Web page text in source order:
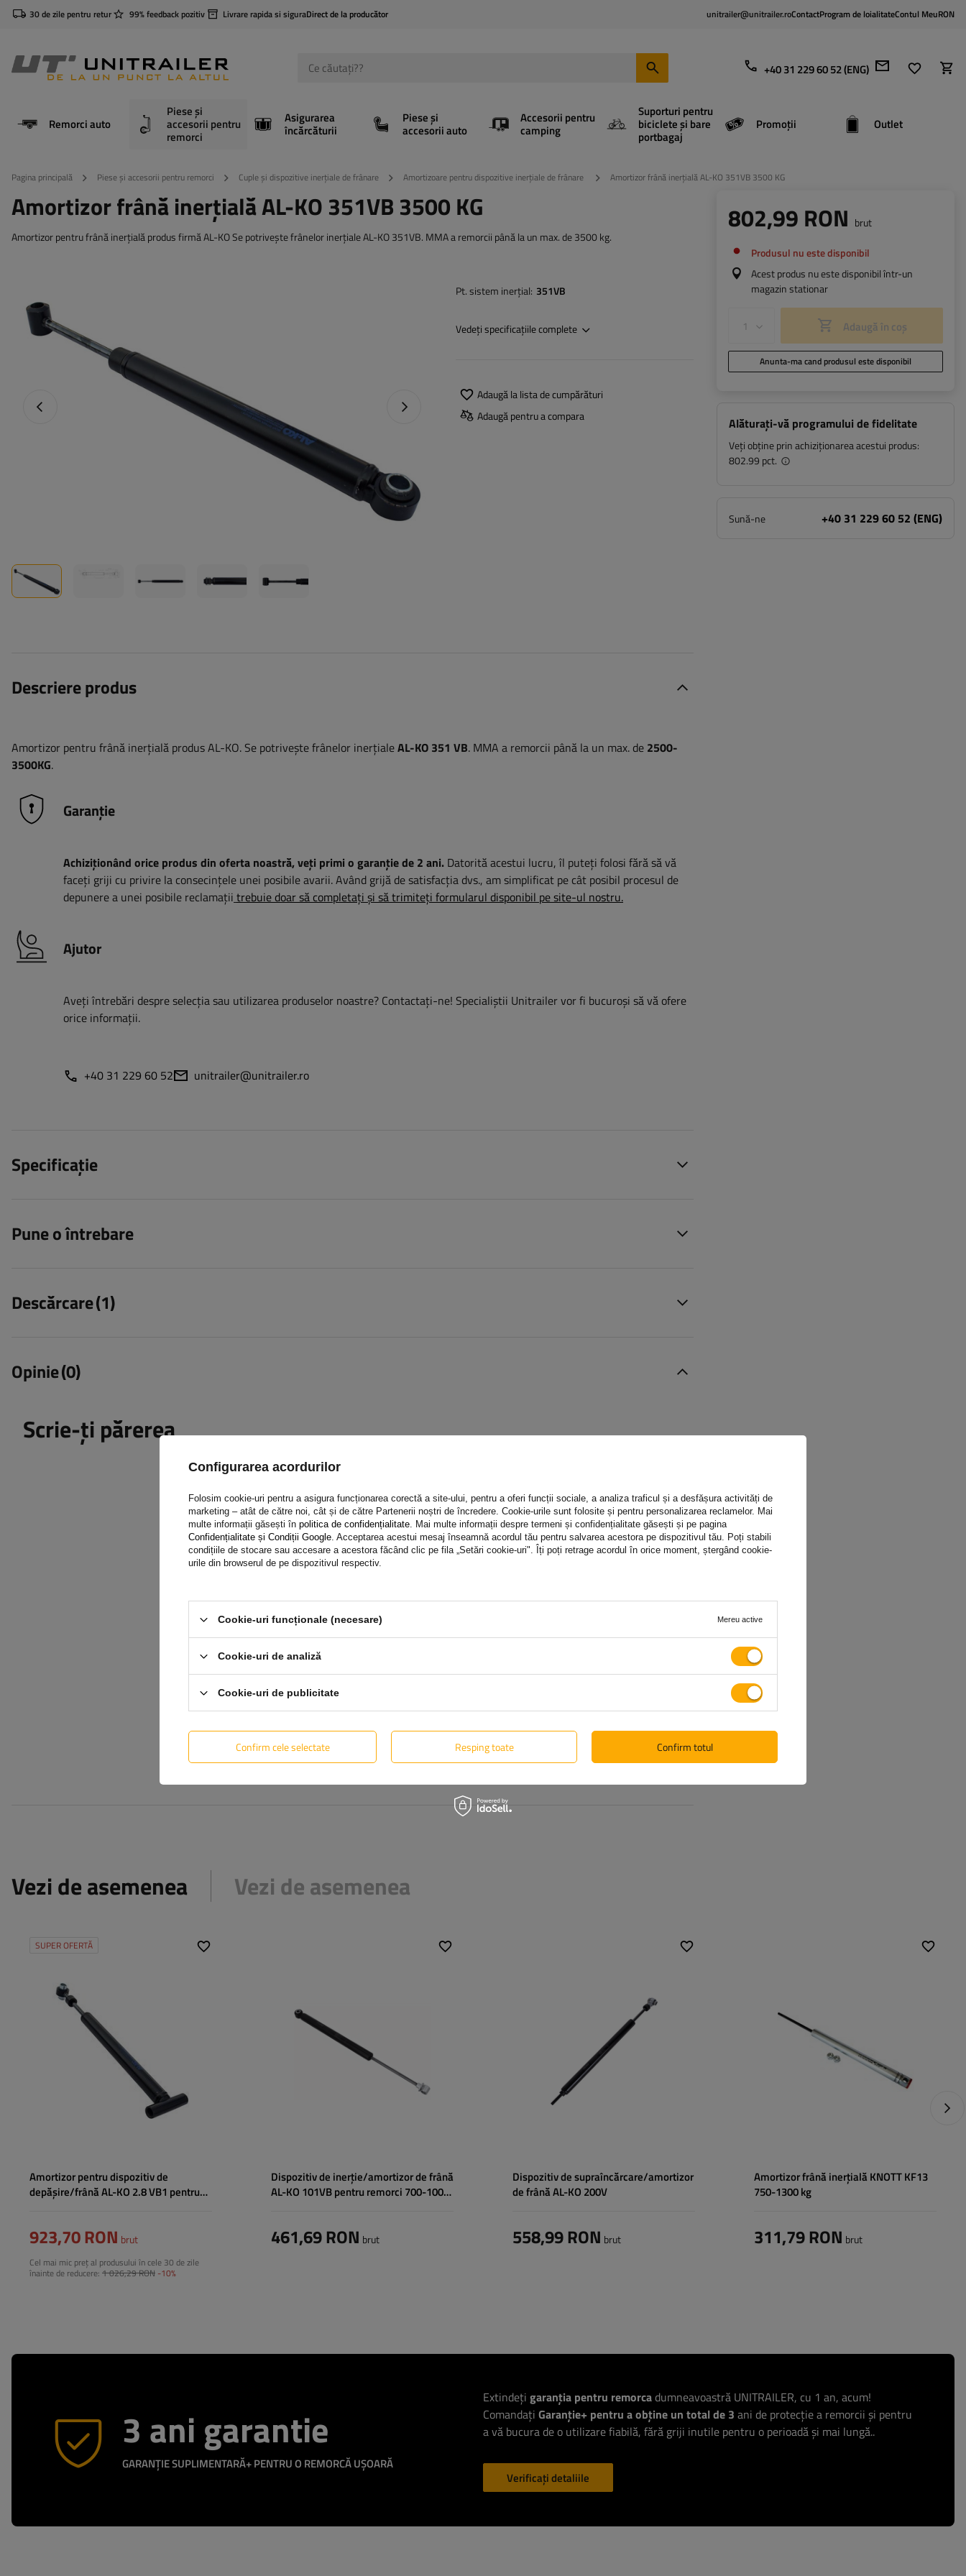
30 de zile pentru retur 99% feedback pozitiv Livrare rapida si siguraDirect de la producător unitrailer@unitrailer.roContactProgram de loialitateContul MeuRON
+40 31 229 60 52 (ENG)
Remorci auto
Piese și
accesorii pentru
remorci
Asigurarea
încărcăturii
Piese și
accesorii auto
Accesorii pentru
camping
Suporturi pentru
biciclete și bare
portbagaj
Promoții Outlet
Pagina principală Piese și accesorii pentru remorci Cuple și dispozitive inerțiale de frânare Amortizoare pentru dispozitive inerțiale de frânare Amortizor frână inerțială AL-KO 351VB 3500 KG
Amortizor frână inerțială AL-KO 351VB 3500 KG
Amortizor pentru frână inerțială produs firmă AL-KO Se potrivește frânelor inerțiale AL-KO 351VB. MMA a remorcii până la un max. de 3500 kg.
Fotografia anterioară Următoarea fotografie
Pt. sistem inerțial 351VB
Vedeți specificațiile complete
Adaugă la lista de cumpărături
Adaugă pentru a compara
802,99 RON brut
Produsul nu este disponibil
Acest produs nu este disponibil într-un
magazin stationar
Adaugă în coș
Anunta-ma cand produsul este disponibil
Alăturați-vă programului de fidelitate
Veți obține prin achiziționarea acestui produs:
802.99 pct.
Sună-ne +40 31 229 60 52 (ENG)
Descriere produs
Amortizor pentru frână inerțială produs AL-KO. Se potrivește frânelor inerțialeAL-KO 351 VB. MMA a remorcii până la un max. de 2500-
3500KG.
Garanție
Achiziționând orice produs din oferta noastră, veți primi o garanție de 2 ani. Datorită acestui lucru, îl puteți folosi fără să vă
faceți griji cu privire la consecințele unei posibile avarii. Având grijă de satisfacția dvs., am simplificat pe cât posibil procesul de
depunere a unei posibile reclamații trebuie doar să completați și să trimiteți formularul disponibil pe site-ul nostru.
Ajutor
Aveți întrebări despre selecția sau utilizarea produselor noastre? Contactaţi-ne! Specialiștii Unitrailer vor fi bucuroși să vă ofere
orice informații.
+40 31 229 60 52 unitrailer@unitrailer.ro
Specificație
Pune o întrebare
Descărcare(1)
Opinie(0)
Scrie-ți părerea
Opinia ta:
5/5
Conținutul părerii tale
Adăugă fotografia
produsului:
Numele tău
Email-ul tău
Trimite opinia
Vezi de asemenea Vezi de asemenea
SUPER OFERTĂ
Amortizor pentru dispozitiv de
depășire/frână AL-KO 2.8 VB1 pentru
923,70 RON brut
Cel mai mic preț al produsului în cele 30 de zile
înainte de reducere: 1 026,29 RON -10%
Dispozitiv de inerție/amortizor de frână
AL-KO 101VB pentru remorci 700-1000
461,69 RON brut
Dispozitiv de supraîncărcare/amortizor
de frână AL-KO 200V
558,99 RON brut
Amortizor frână inerțială KNOTT KF13
750-1300 kg
311,79 RON brut
3 ani garantie
GARANȚIE SUPLIMENTARĂ+ PENTRU O REMORCĂ UȘOARĂ
Extindeți garanția pentru remorcadumneavoastră UNITRAILER, cu 1 an, acum!
Comandați Garanție+ pentru a obține un total de 3 ani de protecție a remorcii și pentru
a vă bucura de o utilizare fiabilă, fără griji inutile pentru o perioadă și mai lungă..
Verificați detaliile
Configurarea acordurilor
Folosim cookie-uri pentru a asigura funcționarea corectă a site-ului, pentru a oferi funcții sociale, a analiza traficul și a desfășura activități de
marketing – atât de către noi, cât și de către Partenerii noștri de încredere. Cookie-urile sunt folosite și pentru personalizarea reclamelor. Mai
multe informații găsești în politica de confidențialitate. Mai multe informații despre termeni și confidențialitate găsești și pe pagina
Confidențialitate și Condiții Google. Acceptarea acestui mesaj înseamnă acordul tău pentru salvarea acestora pe dispozitivul tău. Poți stabili
condițiile de stocare sau accesare a acestora făcând clic pe fila „Setări cookie-uri". Îți poți retrage acordul în orice moment, ștergând cookie-
urile din browserul de pe dispozitivul respectiv.
Cookie-uri funcționale (necesare) Mereu active
Cookie-uri de analiză
Cookie-uri de publicitate
Confirm cele selectate Resping toate Confirm totul